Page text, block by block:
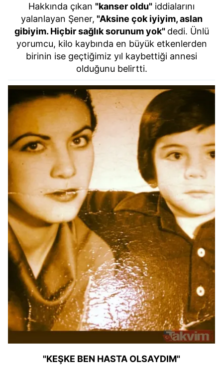
Hakkında çıkan "kanser oldu" iddialarını
yalanlayan Şener, "Aksine çok iyiyim, aslan
gibiyim. Hiçbir sağlık sorunum yok" dedi. Ünlü
yorumcu, kilo kaybında en büyük etkenlerden
birinin ise geçtiğimiz yıl kaybettiği annesi
olduğunu belirtti.
"KEŞKE BEN HASTA OLSAYDIM"